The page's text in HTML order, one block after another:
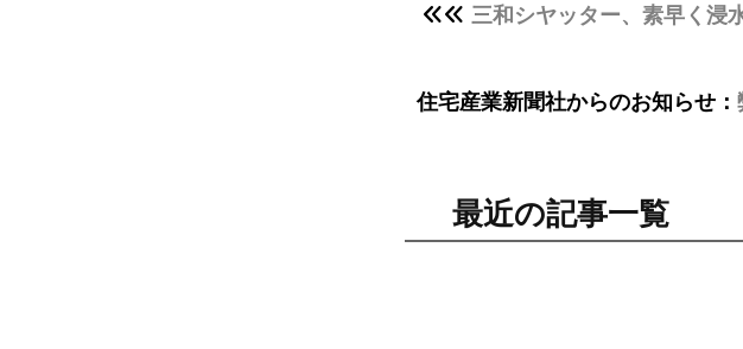
三和シヤッター、素早く浸
住宅産業新聞社からのお知らせ：
最近の記事一覧